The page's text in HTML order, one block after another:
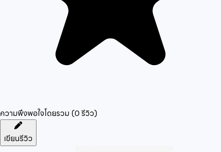
ความพึงพอใจโดยรวม (0รีวิว)
เขียนรีวิว